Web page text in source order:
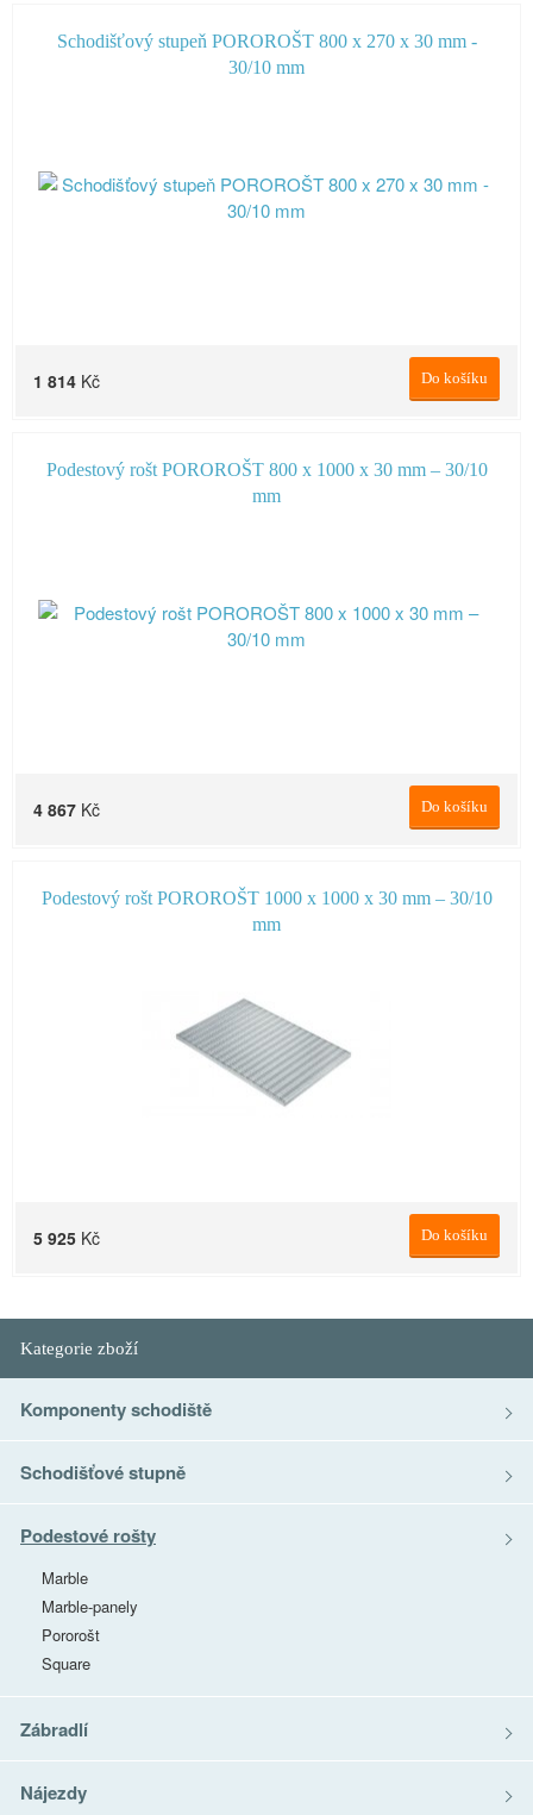
Schodišťový stupeň POROROŠT 800 x 270 x 30 mm -
30/10 mm
Do košíku
1 814 Kč
Podestový rošt POROROŠT 800 x 1000 x 30 mm – 30/10
mm
Do košíku
4 867 Kč
Podestový rošt POROROŠT 1000 x 1000 x 30 mm – 30/10
mm
Do košíku
5 925 Kč
Kategorie zboží
Komponenty schodiště
Schodišťové stupně
Podestové rošty
Marble
Marble-panely
Pororošt
Square
Zábradlí
Nájezdy